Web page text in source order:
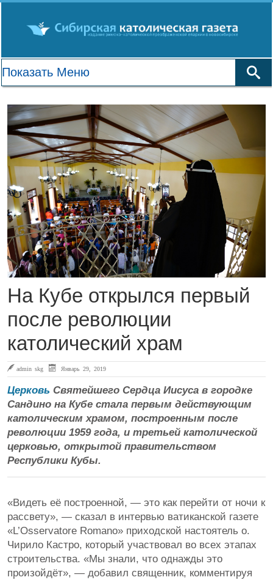
На Кубе открылся первый
после революции
католический храм
admin skg Январь 29, 2019
Церковь Святейшего Сердца Иисуса в городке
Сандино на Кубе стала первым действующим
католическим храмом, построенным после
революции 1959 года, и третьей католической
церковью, открытой правительством
Республики Кубы.
«Видеть её построенной, — это как перейти от ночи к
рассвету», — сказал в интервью ватиканской газете
«L’Osservatore Romano» приходской настоятель о.
Чирило Кастро, который участвовал во всех этапах
строительства. «Мы знали, что однажды это
произойдёт», — добавил священник, комментируя